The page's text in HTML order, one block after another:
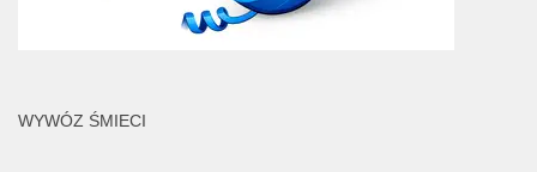
WYWÓZ ŚMIECI